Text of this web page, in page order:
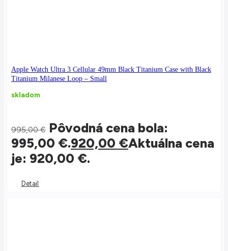
Apple Watch Ultra 3 Cellular 49mm Black Titanium Case with Black
Titanium Milanese Loop – Small
skladom
995,00€ Pôvodná cena bola:
995,00 €.920,00 €Aktuálna cena
je: 920,00 €.
Detail